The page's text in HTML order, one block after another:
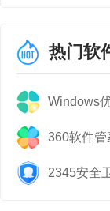
7.修
8.修
(娅米
9.修
热门软
Windows
360软件管
2345安全